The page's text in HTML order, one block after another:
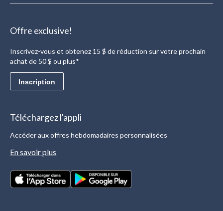
Offre exclusive!
Inscrivez-vous et obtenez 15 $ de réduction sur votre prochain
achat de 50 $ ou plus*
Inscription
Téléchargez l'appli
Accéder aux offres hebdomadaires personnalisées
En savoir plus